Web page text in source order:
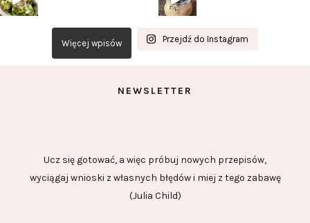
Więcej wpisów Przejdź do Instagram
NEWSLETTER
Ucz się gotować, a więc próbuj nowych przepisów,
wyciągaj wnioski z własnych błędów i miej z tego zabawę
(Julia Child)